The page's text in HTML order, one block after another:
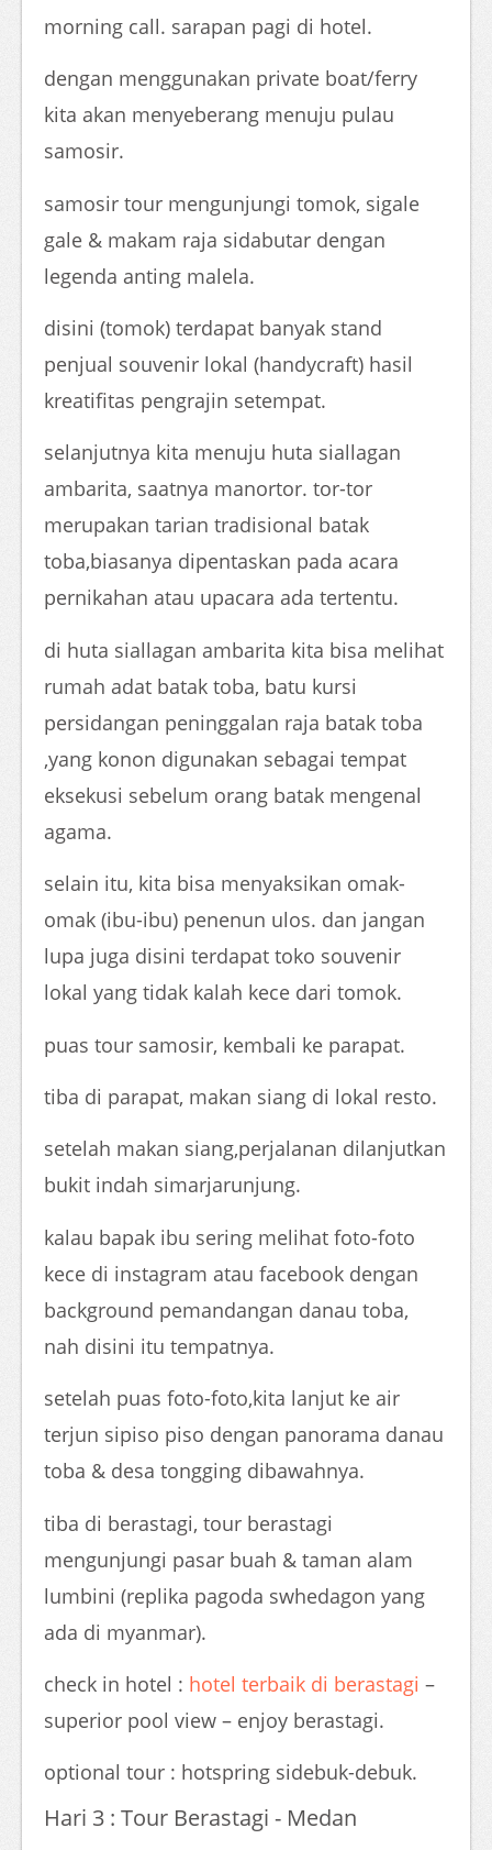
morning call. sarapan pagi di hotel.
dengan menggunakan private boat/ferry
kita akan menyeberang menuju pulau
samosir.
samosir tour mengunjungi tomok, sigale
gale & makam raja sidabutar dengan
legenda anting malela.
disini (tomok) terdapat banyak stand
penjual souvenir lokal (handycraft) hasil
kreatifitas pengrajin setempat.
selanjutnya kita menuju huta siallagan
ambarita, saatnya manortor. tor-tor
merupakan tarian tradisional batak
toba,biasanya dipentaskan pada acara
pernikahan atau upacara ada tertentu.
di huta siallagan ambarita kita bisa melihat
rumah adat batak toba, batu kursi
persidangan peninggalan raja batak toba
,yang konon digunakan sebagai tempat
eksekusi sebelum orang batak mengenal
agama.
selain itu, kita bisa menyaksikan omak-
omak (ibu-ibu) penenun ulos. dan jangan
lupa juga disini terdapat toko souvenir
lokal yang tidak kalah kece dari tomok.
puas tour samosir, kembali ke parapat.
tiba di parapat, makan siang di lokal resto.
setelah makan siang,perjalanan dilanjutkan
bukit indah simarjarunjung.
kalau bapak ibu sering melihat foto-foto
kece di instagram atau facebook dengan
background pemandangan danau toba,
nah disini itu tempatnya.
setelah puas foto-foto,kita lanjut ke air
terjun sipiso piso dengan panorama danau
toba & desa tongging dibawahnya.
tiba di berastagi, tour berastagi
mengunjungi pasar buah & taman alam
lumbini (replika pagoda swhedagon yang
ada di myanmar).
check in hotel : hotel terbaik di berastagi –
superior pool view – enjoy berastagi.
optional tour : hotspring sidebuk-debuk.
Hari 3 : Tour Berastagi - Medan